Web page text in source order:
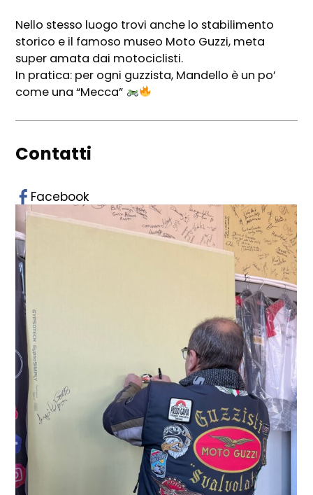
Nello stesso luogo trovi anche lo stabilimento
storico e il famoso museo Moto Guzzi, meta
super amata dai motociclisti.
In pratica: per ogni guzzista, Mandello è un po’
come una “Mecca”
Contatti
Facebook